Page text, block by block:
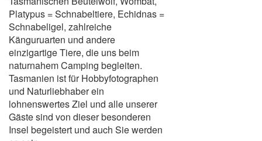
Platypus = Schnabeltiere, Echidnas =
Schnabeligel, zahlreiche
Känguruarten und andere
einzigartige Tiere, die uns beim
naturnahem Camping begleiten.
Tasmanien ist für Hobbyfotographen
und Naturliebhaber ein
lohnenswertes Ziel und alle unserer
Gäste sind von dieser besonderen
Insel begeistert und auch Sie werden